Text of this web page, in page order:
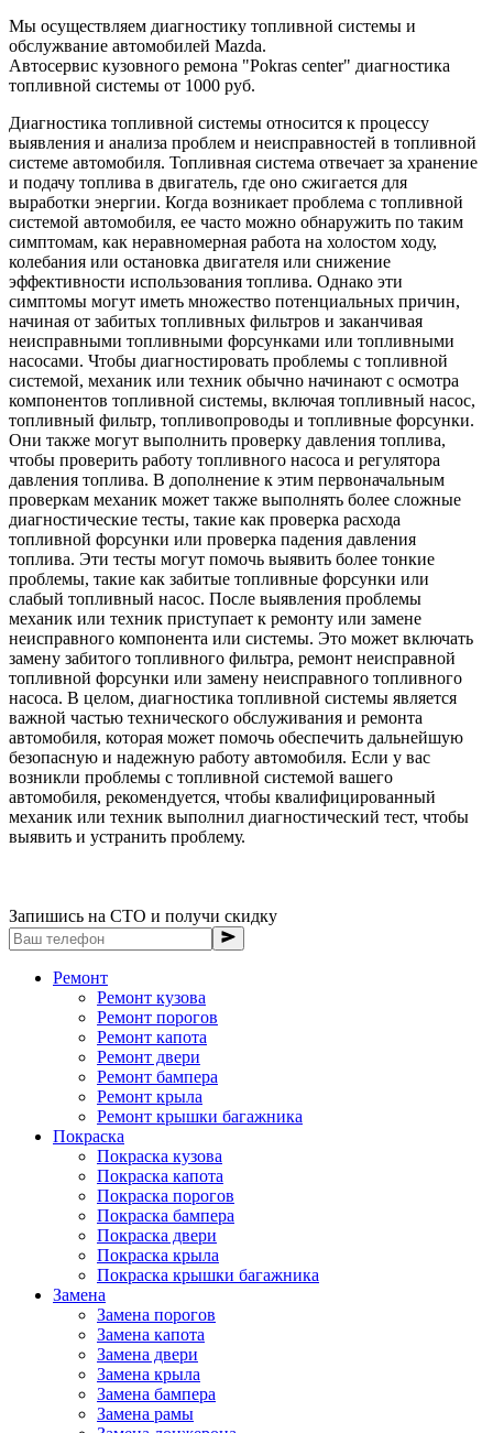
Мы осуществляем диагностику топливной системы и
обслужвание автомобилей Mazda.
Автосервис кузовного ремона "Pokras center" диагностика
топливной системы от 1000 руб.
Диагностика топливной системы относится к процессу
выявления и анализа проблем и неисправностей в топливной
системе автомобиля. Топливная система отвечает за хранение
и подачу топлива в двигатель, где оно сжигается для
выработки энергии. Когда возникает проблема с топливной
системой автомобиля, ее часто можно обнаружить по таким
симптомам, как неравномерная работа на холостом ходу,
колебания или остановка двигателя или снижение
эффективности использования топлива. Однако эти
симптомы могут иметь множество потенциальных причин,
начиная от забитых топливных фильтров и заканчивая
неисправными топливными форсунками или топливными
насосами. Чтобы диагностировать проблемы с топливной
системой, механик или техник обычно начинают с осмотра
компонентов топливной системы, включая топливный насос,
топливный фильтр, топливопроводы и топливные форсунки.
Они также могут выполнить проверку давления топлива,
чтобы проверить работу топливного насоса и регулятора
давления топлива. В дополнение к этим первоначальным
проверкам механик может также выполнять более сложные
диагностические тесты, такие как проверка расхода
топливной форсунки или проверка падения давления
топлива. Эти тесты могут помочь выявить более тонкие
проблемы, такие как забитые топливные форсунки или
слабый топливный насос. После выявления проблемы
механик или техник приступает к ремонту или замене
неисправного компонента или системы. Это может включать
замену забитого топливного фильтра, ремонт неисправной
топливной форсунки или замену неисправного топливного
насоса. В целом, диагностика топливной системы является
важной частью технического обслуживания и ремонта
автомобиля, которая может помочь обеспечить дальнейшую
безопасную и надежную работу автомобиля. Если у вас
возникли проблемы с топливной системой вашего
автомобиля, рекомендуется, чтобы квалифицированный
механик или техник выполнил диагностический тест, чтобы
выявить и устранить проблему.
Запишись на СТО и получи скидку
Ремонт
Ремонт кузова
Ремонт порогов
Ремонт капота
Ремонт двери
Ремонт бампера
Ремонт крыла
Ремонт крышки багажника
Покраска
Покраска кузова
Покраска капота
Покраска порогов
Покраска бампера
Покраска двери
Покраска крыла
Покраска крышки багажника
Замена
Замена порогов
Замена капота
Замена двери
Замена крыла
Замена бампера
Замена рамы